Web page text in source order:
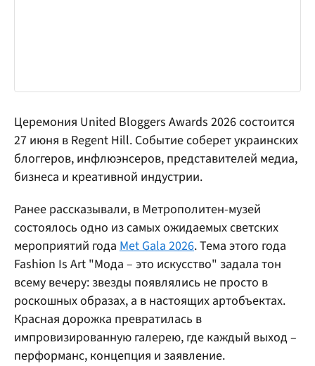
Церемония United Bloggers Awards 2026 состоится
27 июня в Regent Hill. Событие соберет украинских
блоггеров, инфлюэнсеров, представителей медиа,
бизнеса и креативной индустрии.
Ранее рассказывали, в Метрополитен-музей
состоялось одно из самых ожидаемых светских
мероприятий года Met Gala 2026. Тема этого года
Fashion Is Art "Мода – это искусство" задала тон
всему вечеру: звезды появлялись не просто в
роскошных образах, а в настоящих артобъектах.
Красная дорожка превратилась в
импровизированную галерею, где каждый выход –
перформанс, концепция и заявление.